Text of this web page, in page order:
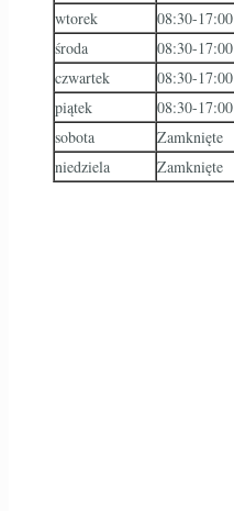
wtorek
08:30-17:00
środa
08:30-17:00
czwartek
08:30-17:00
piątek
08:30-17:00
sobota
Zamknięte
niedziela
Zamknięte